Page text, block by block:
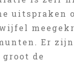
uitspraken
Er zijn
de